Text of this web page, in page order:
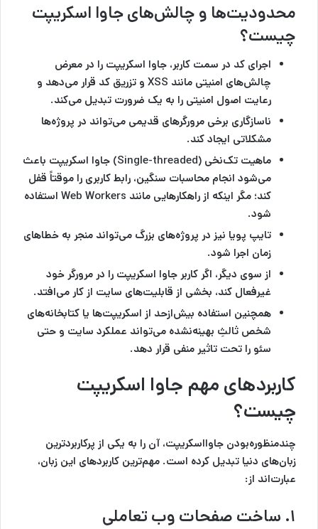
محدودیت‌ها و چالش‌های جاوا اسکریپت
چیست؟
اجرای کد در سمت کاربر، جاوا اسکریپت را در معرض
چالش‌های امنیتی مانند XSS و تزریق کد قرار می‌دهد و
رعایت اصول امنیتی را به یک ضرورت تبدیل می‌کند.
ناسازگاری برخی مرورگرهای قدیمی می‌تواند در پروژه‌ها
مشکلاتی ایجاد کند.
ماهیت تک‌نخی (Single-threaded) جاوا اسکریپت باعث
می‌شود انجام محاسبات سنگین، رابط کاربری را موقتاً قفل
کند؛ مگر اینکه از راهکارهایی مانند Web Workers استفاده
شود.
تایپ پویا نیز در پروژه‌های بزرگ می‌تواند منجر به خطاهای
زمان اجرا شود.
از سوی دیگر، اگر کاربر جاوا اسکریپت را در مرورگر خود
غیرفعال کند، بخشی از قابلیت‌های سایت از کار می‌افتد.
همچنین استفاده بیش‌ازحد از اسکریپت‌ها یا کتابخانه‌های
شخص ثالثِ بهینه‌نشده می‌تواند عملکرد سایت و حتی
سئو را تحت‌ تاثیر منفی قرار دهد.
کاربردهای مهم جاوا اسکریپت
چیست؟
چندمنظوره‌بودن جاوااسکریپت، آن را به یکی از پرکاربردترین
زبان‌های دنیا تبدیل کرده است. مهم‌ترین کاربردهای این زبان،
عبارت‌اند از:
۱. ساخت صفحات وب تعاملی